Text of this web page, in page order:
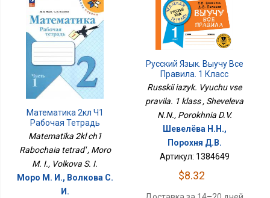
Математика 2кл Ч1
Рабочая Тетрадь
Matematika 2kl ch1
Rabochaia tetrad' , Moro
M. I., Volkova S. I.
Моро М. И., Волкова С.
И.
Русский Язык. Выучу Все
Правила. 1 Класс
Russkii iazyk. Vyuchu vse
pravila. 1 klass , Sheveleva
N.N., Porokhnia D.V.
Шевелёва Н.Н.,
Порохня Д.В.
Артикул: 1384649
$8.32